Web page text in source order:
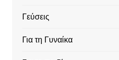
Γεύσεις
Για τη Γυναίκα